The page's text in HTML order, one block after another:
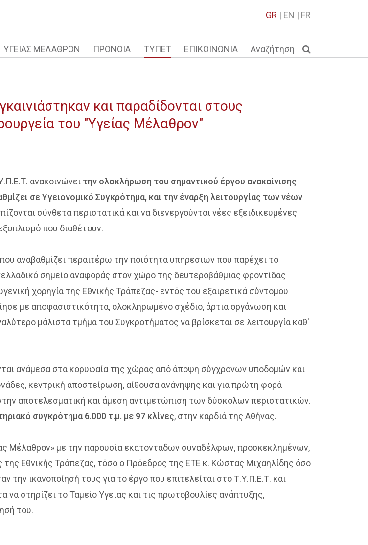
GR | EN | FR
ΥΓΕΙΑΣ ΜΕΛΑΘΡΟΝ ΠΡΟΝΟΙΑ ΤΥΠΕΤ ΕΠΙΚΟΙΝΩΝΙΑ Αναζήτηση
και παραδίδονται στους
του "Υγείας Μέλαθρον"
ανακοινώνει την ολοκλήρωση του σημαντικού έργου ανακαίνισης
σε Υγειονομικό Συγκρότημα, και την έναρξη λειτουργίας των νέων
σύνθετα περιστατικά και να διενεργούνται νέες εξειδικευμένες
που διαθέτουν.
αναβαθμίζει περαιτέρω την ποιότητα υπηρεσιών που παρέχει το
σημείο αναφοράς στον χώρο της δευτεροβάθμιας φροντίδας
χορηγία της Εθνικής Τράπεζας- εντός του εξαιρετικά σύντομου
με αποφασιστικότητα, ολοκληρωμένο σχέδιο, άρτια οργάνωση και
μάλιστα τμήμα του Συγκροτήματος να βρίσκεται σε λειτουργία καθ'
ανάμεσα στα κορυφαία της χώρας από άποψη σύγχρονων υποδομών και
κεντρική αποστείρωση, αίθουσα ανάνηψης και για πρώτη φορά
αποτελεσματική και άμεση αντιμετώπιση των δύσκολων περιστατικών.
συγκρότημα 6.000 τ.μ. με 97 κλίνες, στην καρδιά της Αθήνας.
Μέλαθρον» με την παρουσία εκατοντάδων συναδέλφων, προσκεκλημένων,
Εθνικής Τράπεζας, τόσο ο Πρόεδρος της ΕΤΕ κ. Κώστας Μιχαηλίδης όσο
ικανοποίησή τους για το έργο που επιτελείται στο Τ.Υ.Π.Ε.Τ. και
να στηρίζει το Ταμείο Υγείας και τις πρωτοβουλίες ανάπτυξης,
του.